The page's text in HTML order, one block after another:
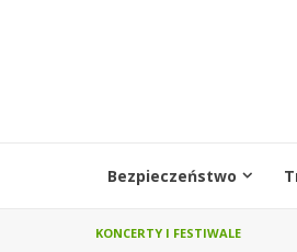
Bezpieczeństwo
KONCERTY I FESTIWALE